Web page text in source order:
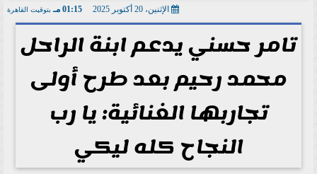
الإثنين، 20 أكتوبر 2025 01:15 مـ بتوقيت القاهرة
تامر حسني يدعم ابنة الراحل
محمد رحيم بعد طرح أولى
تجاربها الغنائية: يا رب
النجاح كله ليكي